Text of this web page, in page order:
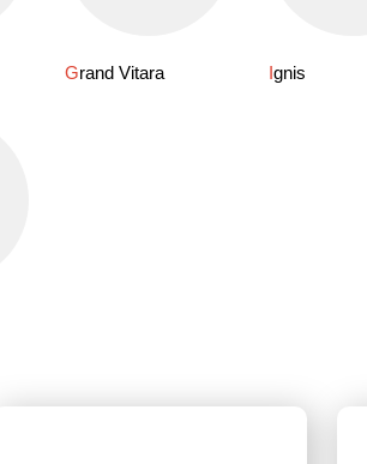
Grand Vitara Ignis